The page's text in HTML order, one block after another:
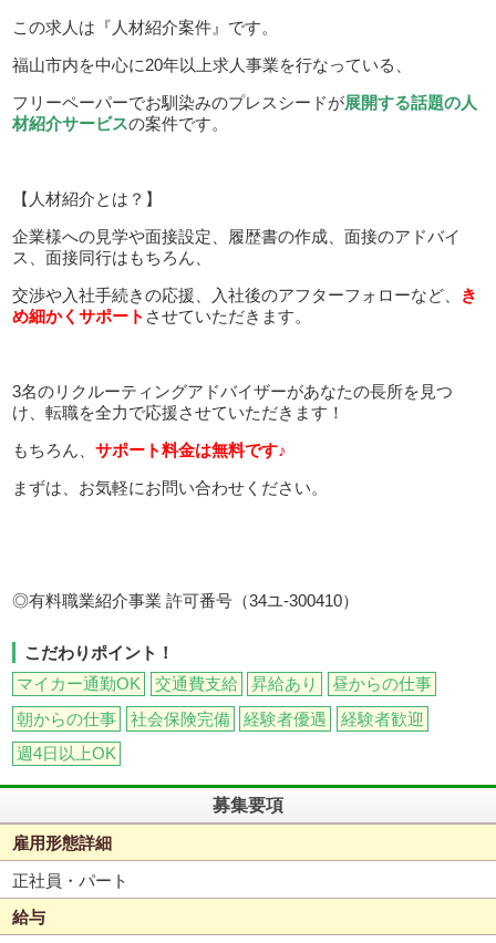
この求人は『人材紹介案件』です。
福山市内を中心に20年以上求人事業を行なっている、
フリーペーパーでお馴染みのプレスシードが展開する話題の人
材紹介サービスの案件です。
【人材紹介とは？】
企業様への見学や面接設定、履歴書の作成、面接のアドバイ
ス、面接同行はもちろん、
交渉や入社手続きの応援、入社後のアフターフォローなど、
き
め細かくサポート させていただきます。
3名のリクルーティングアドバイザーがあなたの長所を見つ
け、転職を全力で応援させていただきます！
もちろん、サポート料金は無料です♪
まずは、お気軽にお問い合わせください。
◎有料職業紹介事業 許可番号（34ユ-300410）
こだわりポイント！
マイカー通勤OK
交通費支給 昇給あり
昼からの仕事
朝からの仕事
社会保険完備 経験者優遇
経験者歓迎
週4日以上OK
募集要項
雇用形態詳細
正社員・パート
給与